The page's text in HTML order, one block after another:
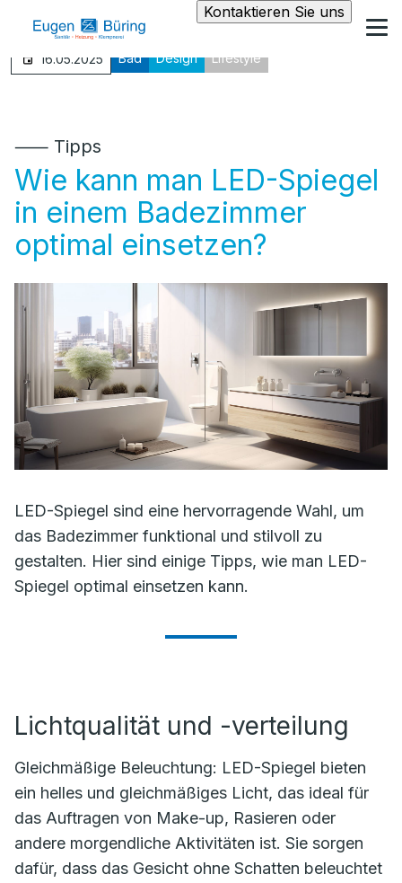
Kontaktieren Sie uns
16.05.2025 Bad Design Lifestyle
⸺ Tipps
Wie kann man LED-Spiegel
in einem Badezimmer
optimal einsetzen?
LED-Spiegel sind eine hervorragende Wahl, um
das Badezimmer funktional und stilvoll zu
gestalten. Hier sind einige Tipps, wie man LED-
Spiegel optimal einsetzen kann.
Lichtqualität und -verteilung
Gleichmäßige Beleuchtung: LED-Spiegel bieten
ein helles und gleichmäßiges Licht, das ideal für
das Auftragen von Make-up, Rasieren oder
andere morgendliche Aktivitäten ist. Sie sorgen
dafür, dass das Gesicht ohne Schatten beleuchtet